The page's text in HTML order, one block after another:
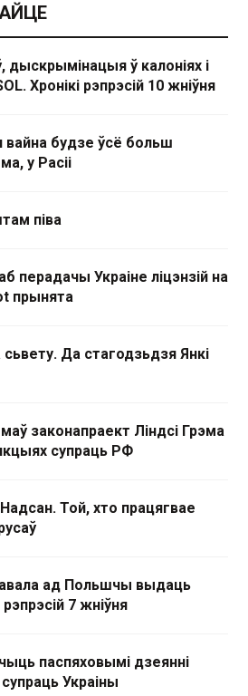
дыскрымінацыя ў калоніях і
Хронікі рэпрэсій 10 жніўня
вайна будзе ўсё больш
у Расіі
піва
перадачы Украіне ліцэнзій на
прынята
Да стагодзьдзя Янкі
законапраект Ліндсі Грэма
супраць РФ
Той, хто працягвае
ад Польшчы выдаць
7 жніўня
паспяховымі дзеянні
Украіны